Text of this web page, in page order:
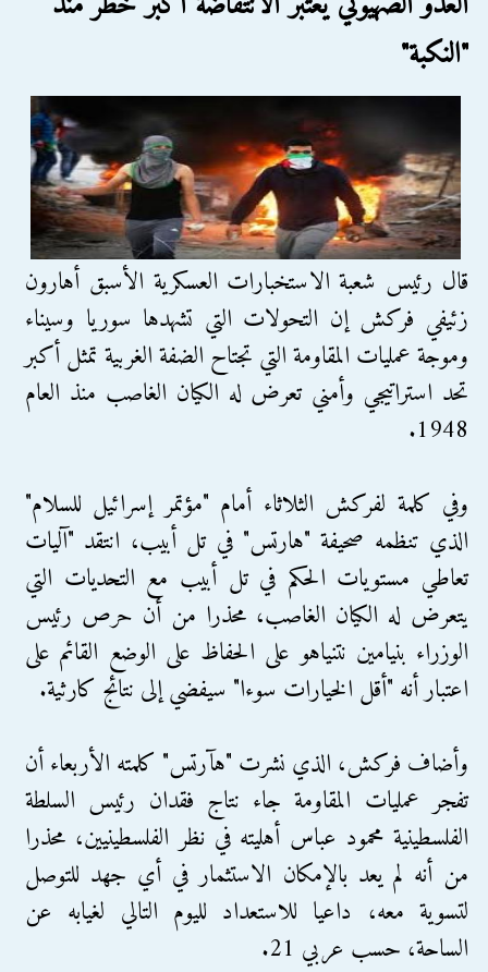
"النكبة"
قال رئيس شعبة الاستخبارات العسكرية الأسبق أهارون
زئيفي فركش إن التحولات التي تشهدها سوريا وسيناء
وموجة عمليات المقاومة التي تجتاح الضفة الغربية تمثل أكبر
تحد استراتيجي وأمني تعرض له الكيان الغاصب منذ العام
1948.
وفي كلمة لفركش الثلاثاء أمام "مؤتمر إسرائيل للسلام"
الذي تنظمه صحيفة "هارتس" في تل أبيب، انتقد "آليات
تعاطي مستويات الحكم في تل أبيب مع التحديات التي
يتعرض له الكيان الغاصب، محذرا من أن حرص رئيس
الوزراء بنيامين نتنياهو على الحفاظ على الوضع القائم على
اعتبار أنه "أقل الخيارات سوءا" سيفضي إلى نتائج كارثية.
وأضاف فركش، الذي نشرت "هآرتس" كلمته الأربعاء أن
تفجر عمليات المقاومة جاء نتاج فقدان رئيس السلطة
الفلسطينية محمود عباس أهليته في نظر الفلسطينيين، محذرا
من أنه لم يعد بالإمكان الاستثمار في أي جهد للتوصل
لتسوية معه، داعيا للاستعداد لليوم التالي لغيابه عن
الساحة، حسب عربي 21.